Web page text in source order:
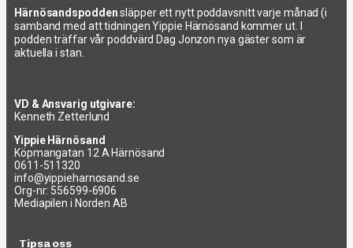
Härnösandspoddensläpper ett nytt poddavsnitt varje månad (i
samband med att tidningen Yippie Härnösand kommer ut. I
podden träffar vår poddvärd Dag Jonzon nya gäster som är
aktuella i stan.
VD & Ansvarig utgivare:
Kenneth Zetterlund
Yippie Härnösand
Köpmangatan 12 A Härnösand
0611-511320
info@yippieharnosand.se
Org-nr: 556599-6906
Mediapilen i Norden AB
Tipsa oss